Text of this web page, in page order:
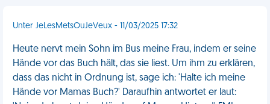
Unter JeLesMetsOuJeVeux - 11/03/2025 17:32
Heute nervt mein Sohn im Bus meine Frau, indem er seine
Hände vor das Buch hält, das sie liest. Um ihm zu erklären,
dass das nicht in Ordnung ist, sage ich: 'Halte ich meine
Hände vor Mamas Buch?' Daraufhin antwortet er laut: